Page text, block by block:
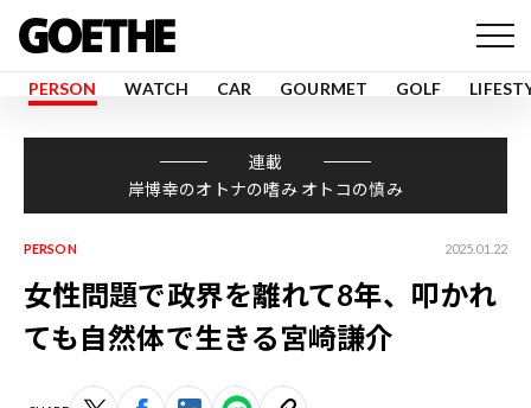
PERSON WATCH CAR GOURMET GOLF
連載
岸博幸のオトナの嗜み オトコの慎み
PERSON 2025.01.22
女性問題で政界を離れて8年、叩かれ
ても自然体で生きる宮崎謙介